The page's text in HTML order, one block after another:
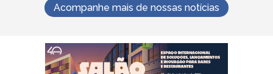
Acompanhe mais de nossas notícias